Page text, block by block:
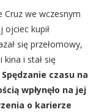
Cruz we wczesnym
ojciec kupił
się przełomowy,
i stał się
Spędzanie czasu na
wpłynęło na jej
o karierze